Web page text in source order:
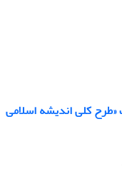
کلی اندیشه اسلامی